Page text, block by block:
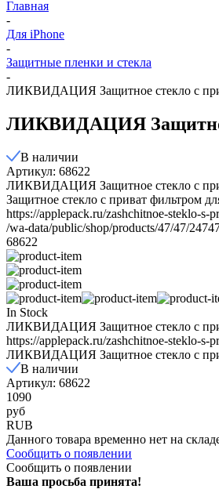
Главная
-
Для iPhone
-
Защитные пленки и стекла
-
ЛИКВИДАЦИЯ Защитное стекло с
ЛИКВИДАЦИЯ Защитное
В наличии
Артикул: 68622
ЛИКВИДАЦИЯ Защитное стекло с
Защитное стекло с приват фильтром
https://applepack.ru/zashchitnoe-steklo-
/wa-data/public/shop/products/47/47/
68622
In Stock
ЛИКВИДАЦИЯ Защитное стекло с
https://applepack.ru/zashchitnoe-steklo-
ЛИКВИДАЦИЯ Защитное стекло с
В наличии
Артикул: 68622
1090
руб
RUB
Данного товара временно нет на
Сообщить о появлении
Сообщить о появлении
Ваша просьба принята!